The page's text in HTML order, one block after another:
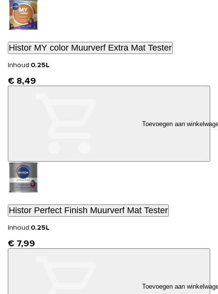
Histor MY color Muurverf Extra Mat Tester
Inhoud:0.25L
€ 8,49
Toevoegen aan
Histor Perfect Finish Muurverf Mat Tester
Inhoud:0.25L
€ 7,99
Toevoegen aan